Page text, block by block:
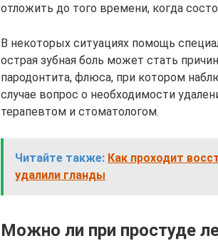
отложить до того времени, когда
В некоторых ситуациях помощь
острая зубная боль может стать
пародонтита, флюса, при котором
случае вопрос о необходимости
терапевтом и стоматологом.
Читайте также: Как проходит
удалили гланды
Можно ли при простуде